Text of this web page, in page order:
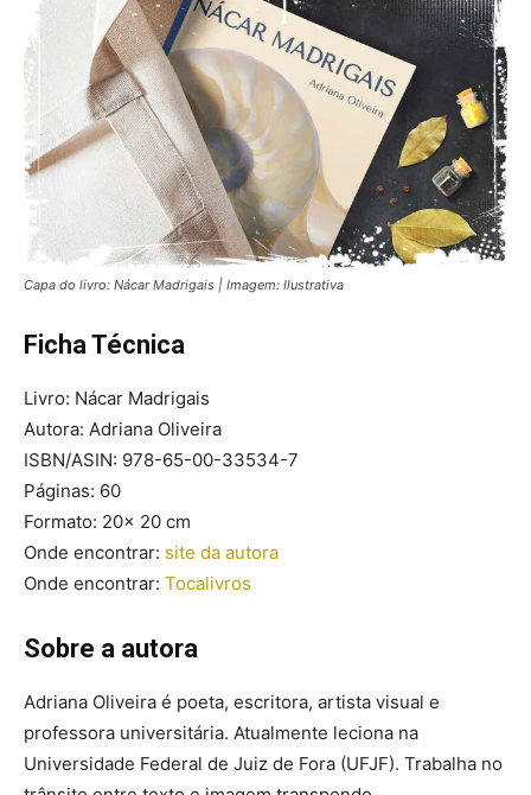
Capa do livro: Nácar Madrigais | Imagem: Ilustrativa
Ficha Técnica
Livro: Nácar Madrigais
Autora: Adriana Oliveira
ISBN/ASIN: 978-65-00-33534-7
Páginas: 60
Formato: 20x 20 cm
Onde encontrar: site da autora
Onde encontrar: Tocalivros
Sobre a autora
Adriana Oliveira é poeta, escritora, artista visual e
professora universitária. Atualmente leciona na
Universidade Federal de Juiz de Fora (UFJF). Trabalha no